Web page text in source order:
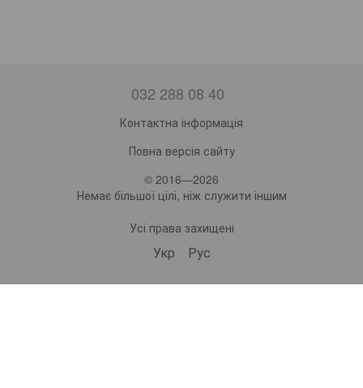
032 288 08 40
Контактна інформація
Повна версія сайту
© 2016—2026
Немає більшої цілі, ніж служити іншим
Усі права захищені
Укр Рус